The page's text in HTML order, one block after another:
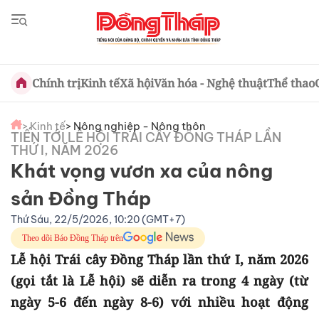
Chính trịKinh tếXã hộiVăn hóa - Nghệ thuậtThể thao
> Kinh tế> Nông nghiệp - Nông thôn
TIẾN TỚI LỄ HỘI TRÁI CÂY ĐỒNG THÁP LẦN
THỨ I, NĂM 2026
Khát vọng vươn xa của nông
sản Đồng Tháp
Thứ Sáu, 22/5/2026, 10:20 (GMT+7)
Theo dõi Báo Đồng Tháp trên
Lễ hội Trái cây Đồng Tháp lần thứ I, năm 2026
(gọi tắt là Lễ hội) sẽ diễn ra trong 4 ngày (từ
ngày 5-6 đến ngày 8-6) với nhiều hoạt động